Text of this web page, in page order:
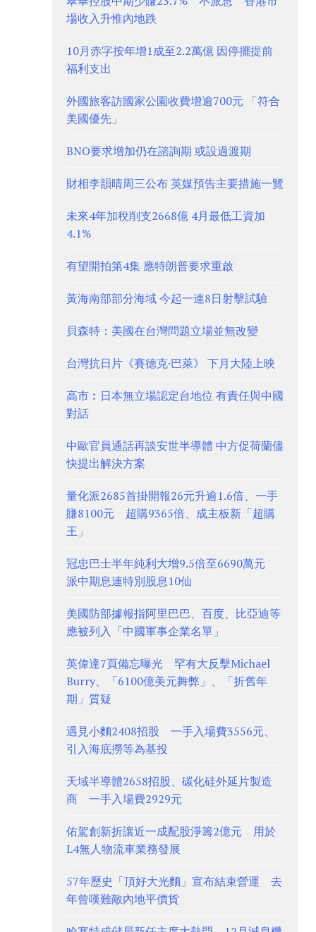
場收入升惟內地跌
10月赤字按年增1成至2.2萬億 因停擺提前
福利支出
外國旅客訪國家公園收費增逾700元 「符合
美國優先」
BNO要求增加仍在諮詢期 或設過渡期
財相李韻晴周三公布 英媒預告主要措施一覽
未來4年加稅削支2668億 4月最低工資加
4.1%
有望開拍第4集 應特朗普要求重啟
黃海南部部分海域 今起一連8日射擊試驗
貝森特：美國在台灣問題立場並無改變
台灣抗日片《賽德克·巴萊》 下月大陸上映
高市︰日本無立場認定台地位 有責任與中國
對話
中歐官員通話再談安世半導體 中方促荷蘭儘
快提出解決方案
量化派2685首掛開報26元升逾1.6倍、一手
賺8100元 超購9365倍、成主板新「超購
王」
冠忠巴士半年純利大增9.5倍至6690萬元
派中期息連特別股息10仙
美國防部據報指阿里巴巴、百度、比亞迪等
應被列入「中國軍事企業名單」
英偉達7頁備忘曝光 罕有大反擊Michael
Burry、「6100億美元舞弊」、「折舊年
期」質疑
遇見小麵2408招股 一手入場費3556元、
引入海底撈等為基投
天域半導體2658招股、碳化硅外延片製造
商 一手入場費2929元
佑駕創新折讓近一成配股淨籌2億元 用於
L4無人物流車業務發展
57年歷史「頂好大光麵」宣布結束營運 去
年曾嘆難敵內地平價貨